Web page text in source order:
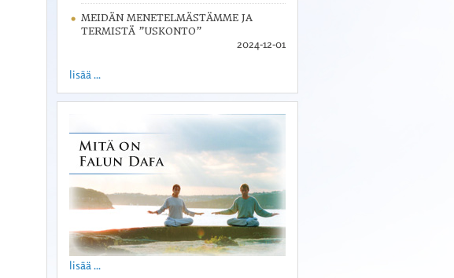
MEIDÄN MENETELMÄSTÄMME JA
TERMISTÄ ”USKONTO”
2024-12-01
lisää ...
lisää ...